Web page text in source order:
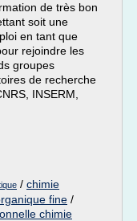
de très bon
soit une
en tant que
rejoindre les
groupes
de recherche
INSERM,
/ chimie
fine /
chimie